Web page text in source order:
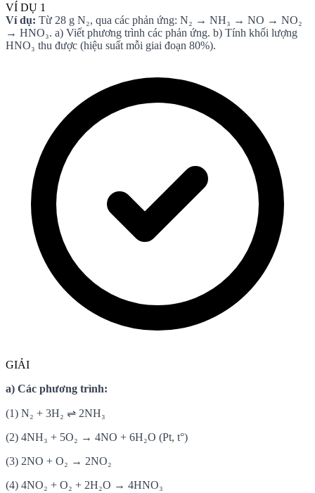
VÍ DỤ 1
Ví dụ: Từ 28 g N₂, qua các phản ứng: N₂ → NH₃ → NO → NO₂
→ HNO₃. a) Viết phương trình các phản ứng. b) Tính khối lượng
HNO₃ thu được (hiệu suất mỗi giai đoạn 80%).
GIẢI
a) Các phương trình:
(1) N₂ + 3H₂ ⇌ 2NH₃
(2) 4NH₃ + 5O₂ → 4NO + 6H₂O (Pt, t°)
(3) 2NO + O₂ → 2NO₂
(4) 4NO₂ + O₂ + 2H₂O → 4HNO₃